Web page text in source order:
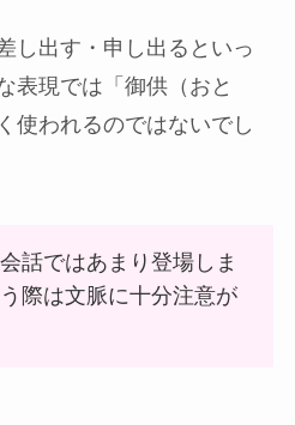
し出す・申し出るといっ
表現では「御供（おと
使われるのではないでし
話ではあまり登場しま
際は文脈に十分注意が